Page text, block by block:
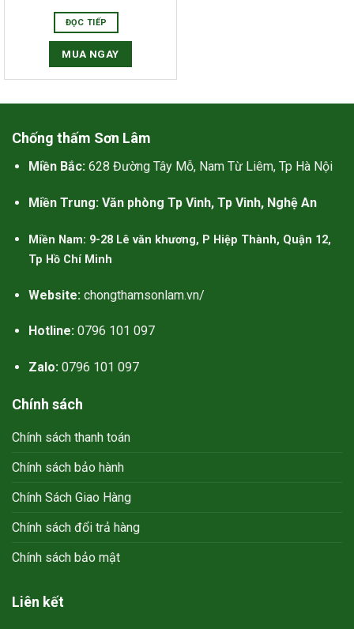
ĐỌC TIẾP
MUA NGAY
họa những ý tưởng thiết kế
trở thành hiện thực.
減肥藥的作用原理
使用幾丁聚糖作為有效成分的比
奧利司他的排油減肥效果更被
。可以認為羅氏鮮比 減肥藥 比
麗更好。更重要的是，本人對
貝麗不適合我。
Chống thấm Sơn Lâm
Miền Bắc: 628 Đường Tây Mỗ, Nam Từ Liêm, Tp Hà Nội
Miền Trung: Văn phòng Tp Vinh, Tp Vinh, Nghệ An
Miền Nam: 9-28 Lê văn khương, P Hiệp Thành, Quận 12,
Tp Hồ Chí Minh
Website: chongthamsonlam.vn/
Hotline:0796 101 097
Zalo:0796 101 097
Chính sách
Chính sách thanh toán
Chính sách bảo hành
Chính Sách Giao Hàng
Chính sách đổi trả hàng
Chính sách bảo mật
Liên kết